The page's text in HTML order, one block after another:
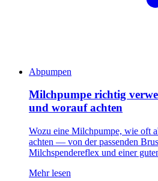
Abpumpen
Milchpumpe richtig
und worauf achten
Wozu eine Milchpumpe, wie oft
achten — von der passenden
Milchspendereflex und einer
Mehr lesen